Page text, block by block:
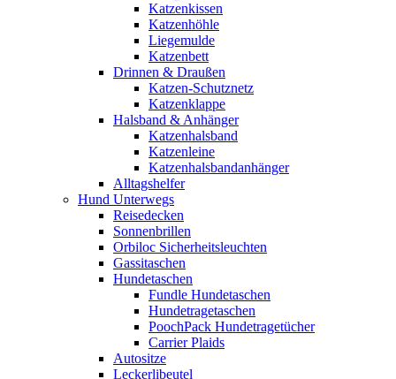
Katzenkissen
Katzenhöhle
Liegemulde
Katzenbett
Drinnen & Draußen
Katzen-Schutznetz
Katzenklappe
Halsband & Anhänger
Katzenhalsband
Katzenleine
Katzenhalsbandanhänger
Alltagshelfer
Hund Unterwegs
Reisedecken
Sonnenbrillen
Orbiloc Sicherheitsleuchten
Gassitaschen
Hundetaschen
Fundle Hundetaschen
Hundetragetaschen
PoochPack Hundetragetücher
Carrier Plaids
Autositze
Leckerlibeutel